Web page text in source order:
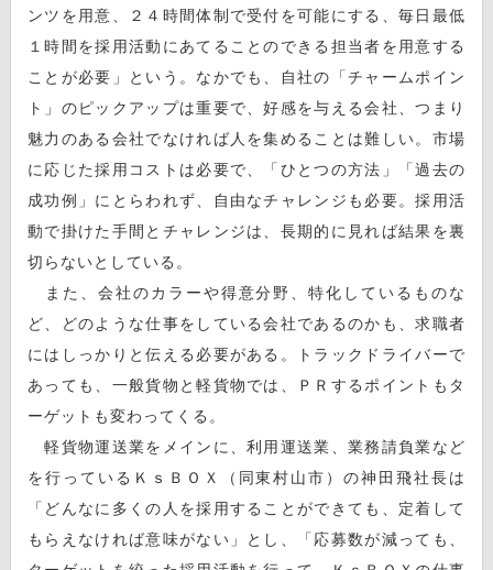
ンツを用意、２４時間体制で受付を可能にする、毎日最低
１時間を採用活動にあてることのできる担当者を用意する
ことが必要」という。なかでも、自社の「チャームポイン
ト」のピックアップは重要で、好感を与える会社、つまり
魅力のある会社でなければ人を集めることは難しい。市場
に応じた採用コストは必要で、「ひとつの方法」「過去の
成功例」にとらわれず、自由なチャレンジも必要。採用活
動で掛けた手間とチャレンジは、長期的に見れば結果を裏
切らないとしている。
また、会社のカラーや得意分野、特化しているものな
ど、どのような仕事をしている会社であるのかも、求職者
にはしっかりと伝える必要がある。トラックドライバーで
あっても、一般貨物と軽貨物では、ＰＲするポイントもタ
ーゲットも変わってくる。
軽貨物運送業をメインに、利用運送業、業務請負業など
を行っているＫｓＢＯＸ（同東村山市）の神田飛社長は
「どんなに多くの人を採用することができても、定着して
もらえなければ意味がない」とし、「応募数が減っても、